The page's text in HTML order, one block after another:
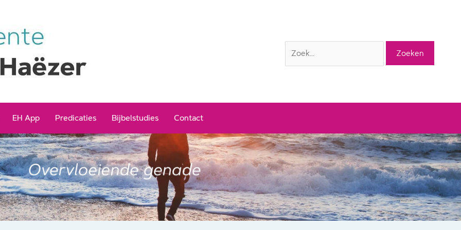
Zoek
naar:
EH App Predicaties Bijbelstudies Contact